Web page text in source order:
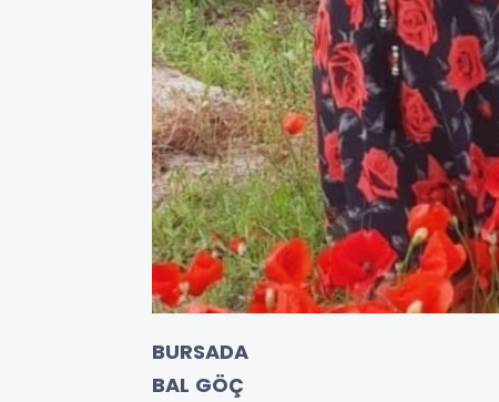
BURSADA
BAL GÖÇ